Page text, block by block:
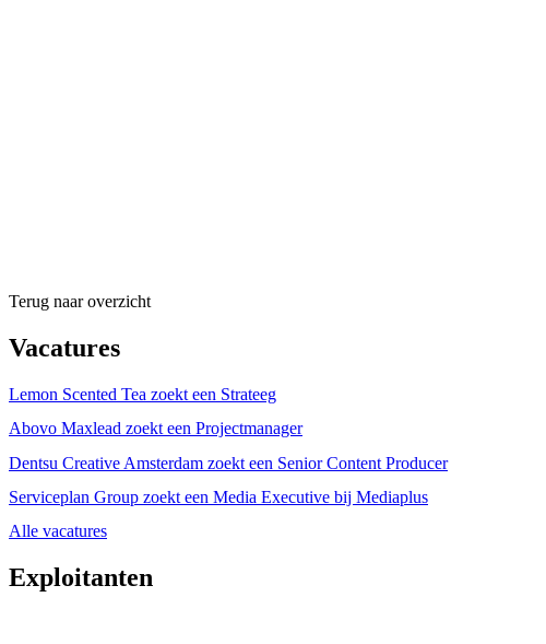
Terug naar overzicht
Vacatures
Lemon Scented Tea zoekt een Strateeg
Abovo Maxlead zoekt een Projectmanager
Dentsu Creative Amsterdam zoekt een Senior Content Producer
Serviceplan Group zoekt een Media Executive bij Mediaplus
Alle vacatures
Exploitanten